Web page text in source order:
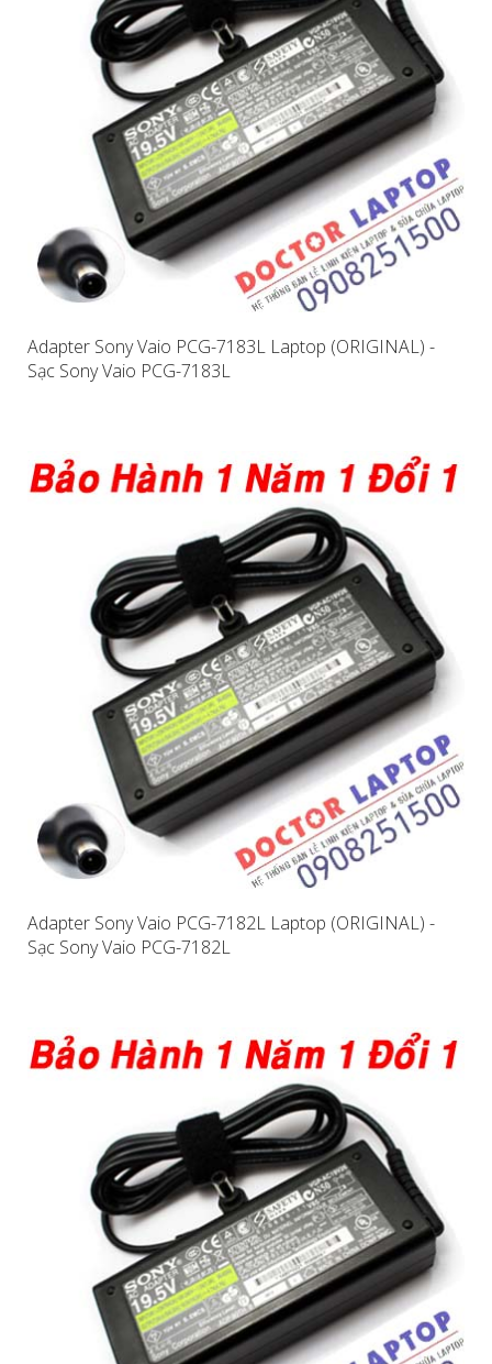
Adapter Sony Vaio PCG-7183L Laptop (ORIGINAL) -
Sạc Sony Vaio PCG-7183L
Adapter Sony Vaio PCG-7182L Laptop (ORIGINAL) -
Sạc Sony Vaio PCG-7182L